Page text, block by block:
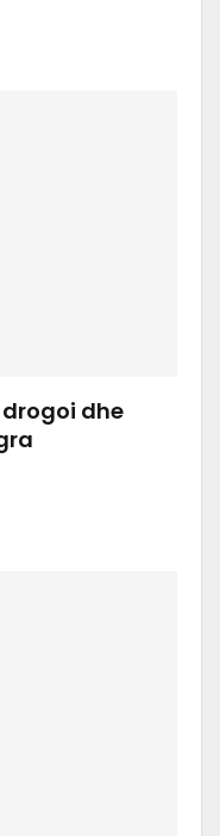
drogoi dhe